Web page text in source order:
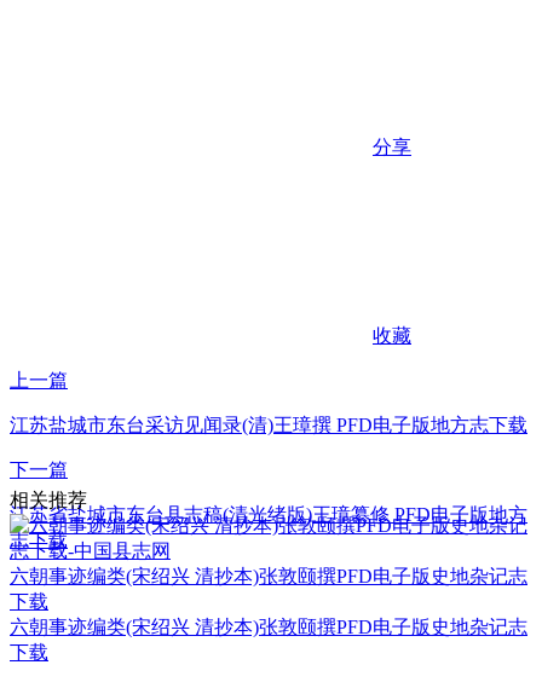
分享
收藏
上一篇
江苏盐城市东台采访见闻录(清)王璋撰 PFD电子版地方志下载
下一篇
江苏省盐城市东台县志稿(清光绪版)王璋纂修 PFD电子版地方
志下载
相关推荐
六朝事迹编类(宋绍兴 清抄本)张敦颐撰PFD电子版史地杂记志
下载
六朝事迹编类(宋绍兴 清抄本)张敦颐撰PFD电子版史地杂记志
下载